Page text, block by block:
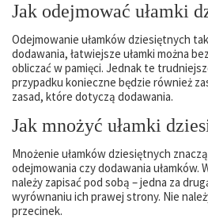
Jak odejmować ułamki
Odejmowanie ułamków dziesiętnych
dodawania, łatwiejsze ułamki można
obliczać w pamięci. Jednak te
przypadku konieczne będzie również
zasad, które dotyczą dodawania.
Jak mnożyć ułamki
Mnożenie ułamków dziesiętnych
odejmowania czy dodawania
należy zapisać pod sobą – jedna za
wyrównaniu ich prawej strony. Nie
przecinek.